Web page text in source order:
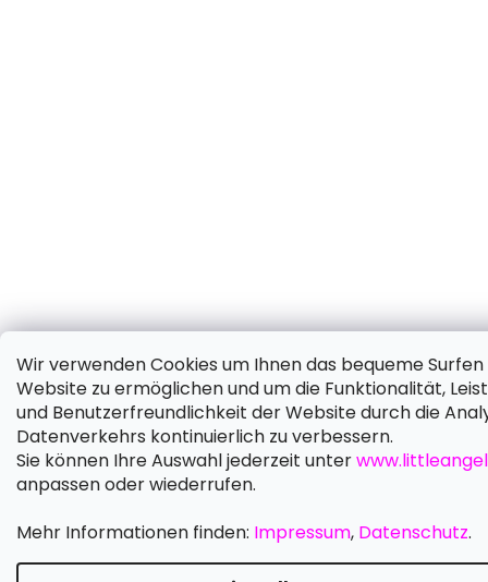
Wir verwenden Cookies um Ihnen das bequeme
Website zu ermöglichen und um die Funktionalität,
und Benutzerfreundlichkeit der Website durch die
Datenverkehrs kontinuierlich zu verbessern.
Sie können Ihre Auswahl jederzeit unter
anpassen oder wiederrufen.
Mehr Informationen finden: Impressum, Datenschutz.